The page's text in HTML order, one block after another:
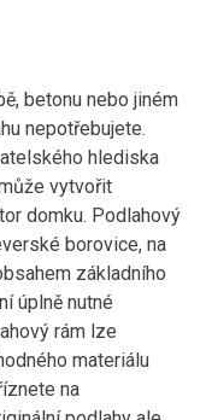
betonu nebo jiném
nepotřebujete.
hlediska
vytvořit
domku. Podlahový
borovice, na
základního
úplně nutné
rám lze
materiálu
na